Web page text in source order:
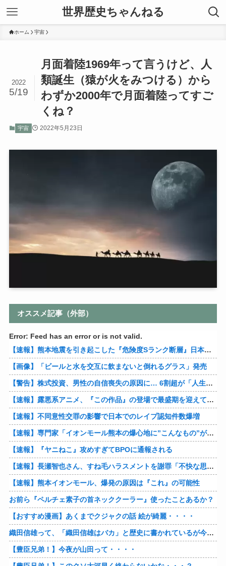
世界歴史ちゃんねる
ホーム 宇宙
月面着陸1969年って言うけど、人
類誕生（猿が火をみつける）から
わずか2000年で月面着陸ってすご
くね？
2022
5/19
宇宙 2022年5月23日
オススメ記事（外部）
Error: Feed has an error or is not valid.
【速報】熊本地震を引き起こした『危険度Sランク断層』日本のド真ん中に10カ所もあると判明
【画像】「ビールと水を交互に飲まないと倒れるグラス」発売
【警告】株式投資、男性の自信喪失の原因に… 6割超が「人生の敗者」自認
【速報】露悪系アニメ、『この作品』の登場で最盛期を迎えてしまう…
【速報】不同意性交罪の影響で日本でのレイプ認知件数爆増
【速報】専門家「イオンモール熊本の爆心地に”こんなもの”があったんだけど…」
【速報】『ヤニねこ』攻めすぎてBPOに通報される
【速報】長瀬智也さん、すね毛ハラスメントを謝罪「不快な思いをさせて申し訳ありませんでした」
【速報】熊本イオンモール、爆発の原因は『これ』の可能性
お前ら『ペルチェ素子の首ネッククーラー』使ったことあるか？
【おすすめ漫画】あくまでクジャクの話 絵が綺麗・・・・
織田信雄って、「織田信雄はバカ」と歴史に書かれているが今まで家が残っているんでバカではないよな？
【豊臣兄弟！】今夜が山田って・・・・